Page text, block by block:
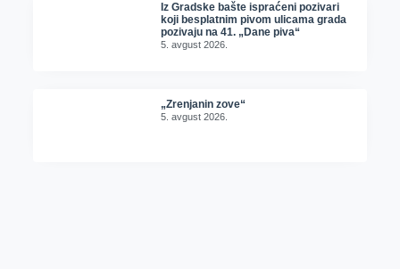
Iz Gradske bašte ispraćeni pozivari
koji besplatnim pivom ulicama grada
pozivaju na 41. „Dane piva“
5. avgust 2026.
„Zrenjanin zove“
5. avgust 2026.